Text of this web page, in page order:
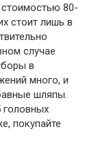
80-
стоит лишь в
случае
в
много, и
шляпы.
головных
покупайте